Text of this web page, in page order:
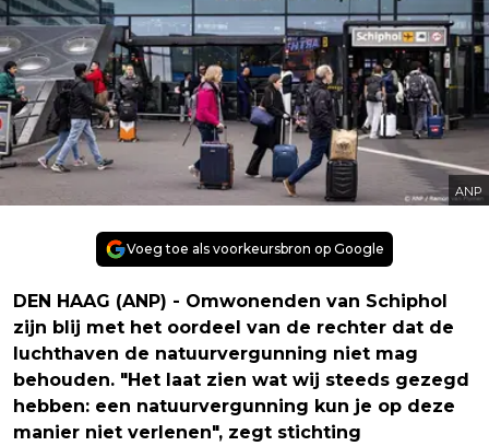
ANP
Voeg toe als voorkeursbron op Google
DEN HAAG (ANP) - Omwonenden van Schiphol
zijn blij met het oordeel van de rechter dat de
luchthaven de natuurvergunning niet mag
behouden. "Het laat zien wat wij steeds gezegd
hebben: een natuurvergunning kun je op deze
manier niet verlenen", zegt stichting